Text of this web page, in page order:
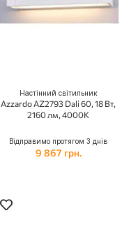
Настінний світильник
Azzardo AZ2793 Dali 60, 18 Вт,
2160 лм, 4000K
Відправимо протягом 3 днів
9 867 грн.